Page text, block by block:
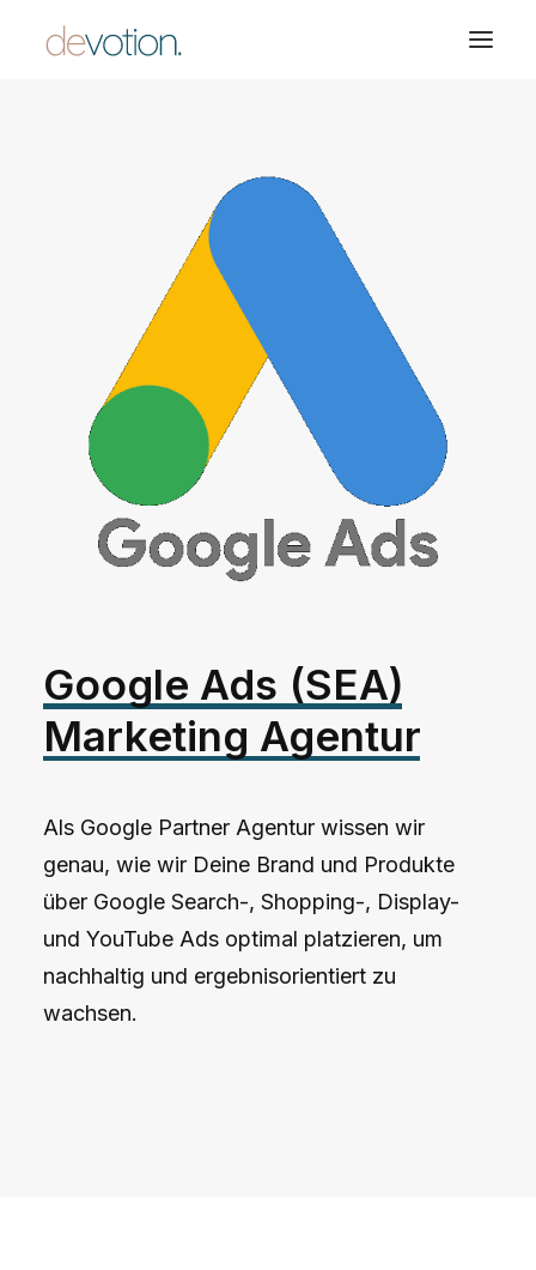
Google Ads (SEA)
Marketing Agentur
Als Google Partner Agentur wissen wir
genau, wie wir Deine Brand und Produkte
über Google Search-, Shopping-, Display-
und YouTube Ads optimal platzieren, um
nachhaltig und ergebnisorientiert zu
wachsen.